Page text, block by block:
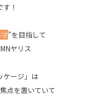
！
”を目指して
ヤリス
ケージ」は
点を置いていて